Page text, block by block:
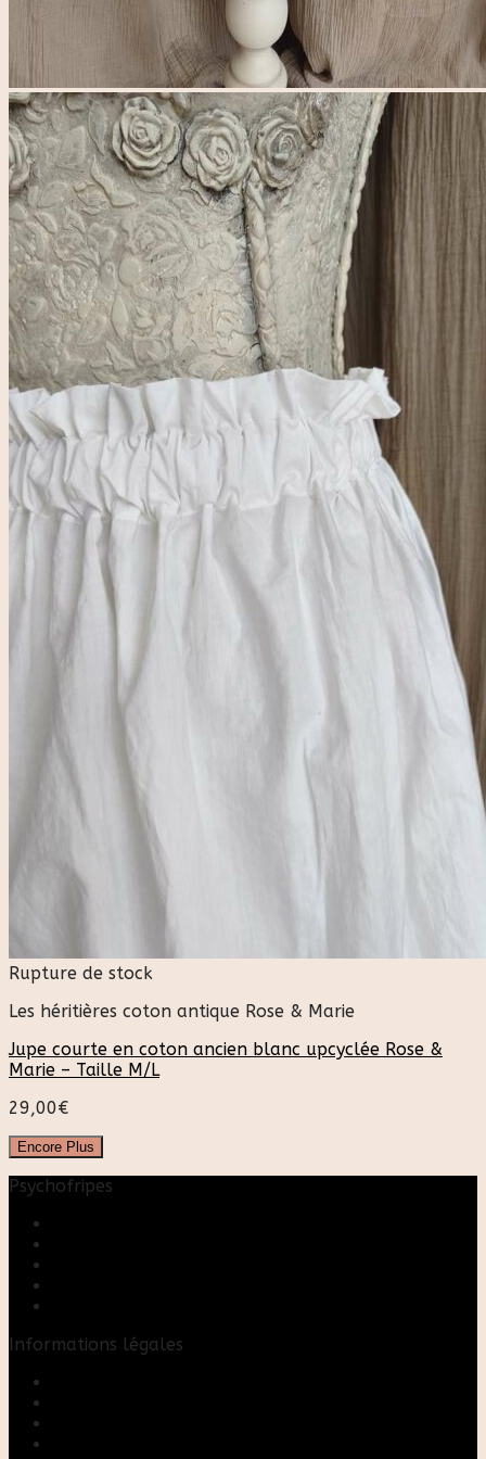
Rupture de stock
Les héritières coton antique Rose & Marie
Jupe courte en coton ancien blanc upcyclée Rose &
Marie – Taille M/L
29,00€
Encore Plus
Psychofripes
Informations légales